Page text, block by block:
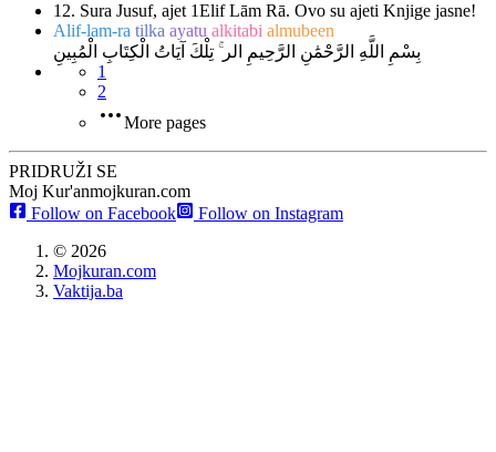
12. Sura Jusuf, ajet 1Elif Lām Rā. Ovo su ajeti Knjige jasne!
Alif-lam-ra tilka ayatu alkitabi almubeen
بِسْمِ اللَّهِ الرَّحْمَٰنِ الرَّحِيمِ الر ۚ تِلْكَ آيَاتُ الْكِتَابِ الْمُبِينِ
1
2
More pages
PRIDRUŽI SE
Moj Kur'anmojkuran.com
Follow on Facebook
Follow on Instagram
© 2026
Mojkuran.com
Vaktija.ba